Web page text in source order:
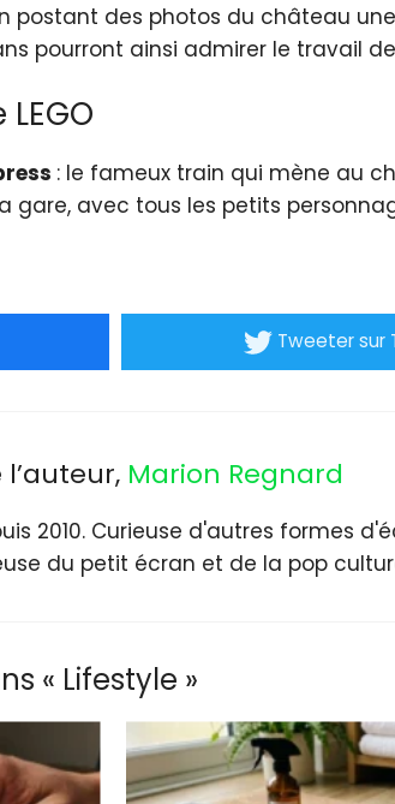
postant des photos du château
pourront ainsi admirer le travail
: le fameux train qui mène au
gare, avec tous les petits
Tweetersur
Marion Regnard
2010. Curieuse d'autres formes
du petit écran et de la pop
« Lifestyle »